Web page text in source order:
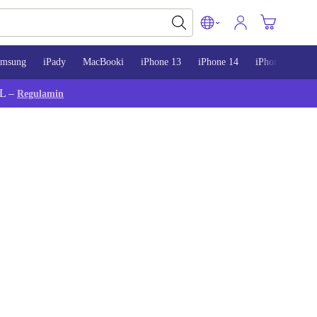
iPady MacBooki iPhone 13 iPhone 14 iPhone 15
– Regulamin